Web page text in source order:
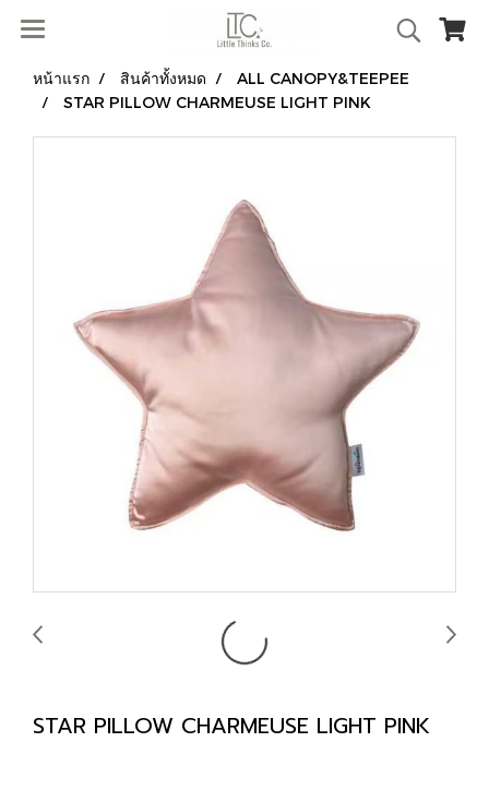
หน้าแรก สินค้าทั้งหมด
ALL CANOPY&TEEPEE
STAR PILLOW CHARMEUSE LIGHT PINK
STAR PILLOW CHARMEUSE LIGHT PINK